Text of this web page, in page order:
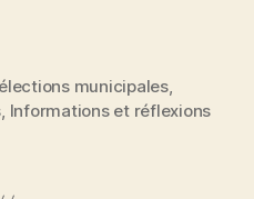
élections municipales,
, Informations et réflexions